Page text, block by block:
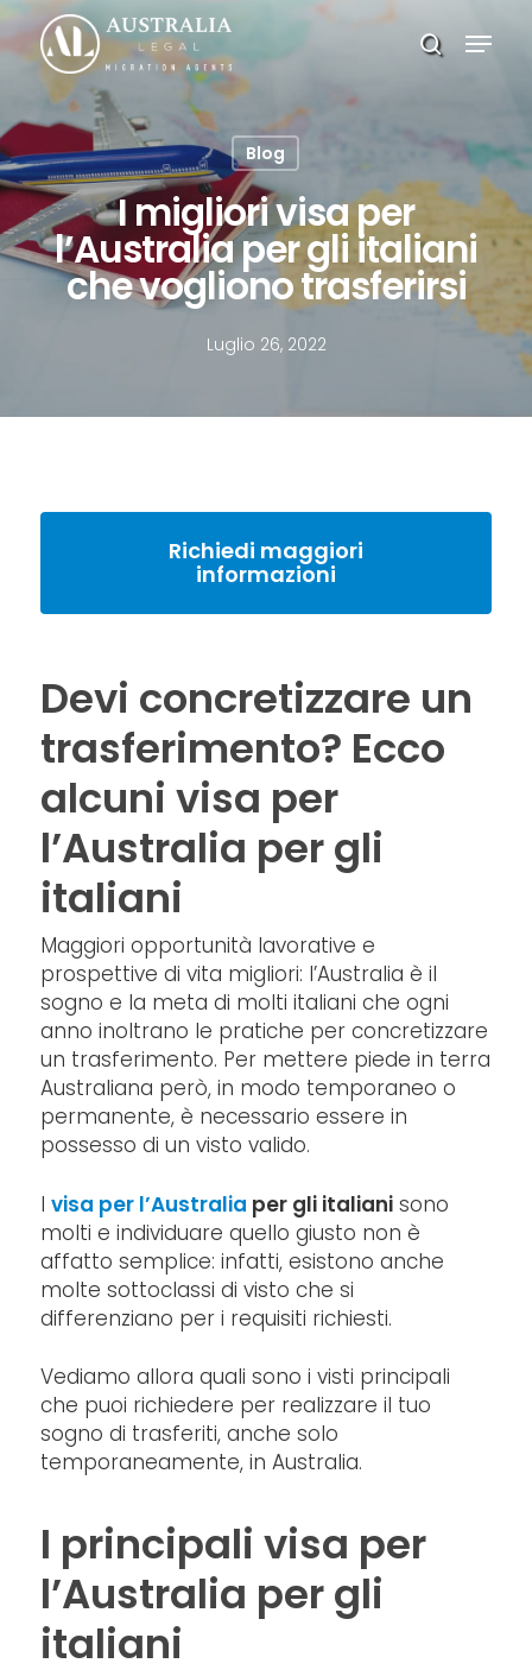
to
main
content
search
Menu
Blog
I migliori visa per
l’Australia per gli italiani
che vogliono trasferirsi
Luglio 26, 2022
Richiedi maggiori
informazioni
Devi concretizzare un
trasferimento? Ecco
alcuni visa per
l’Australia per gli
italiani
Maggiori opportunità lavorative e
prospettive di vita migliori: l’Australia è il
sogno e la meta di molti italiani che ogni
anno inoltrano le pratiche per concretizzare
un trasferimento. Per mettere piede in terra
Australiana però, in modo temporaneo o
permanente, è necessario essere in
possesso di un visto valido.
Ivisa per l’Australia per gli italiani sono
molti e individuare quello giusto non è
affatto semplice: infatti, esistono anche
molte sottoclassi di visto che si
differenziano per i requisiti richiesti.
Vediamo allora quali sono i visti principali
che puoi richiedere per realizzare il tuo
sogno di trasferiti, anche solo
temporaneamente, in Australia.
I principali visa per
l’Australia per gli
italiani